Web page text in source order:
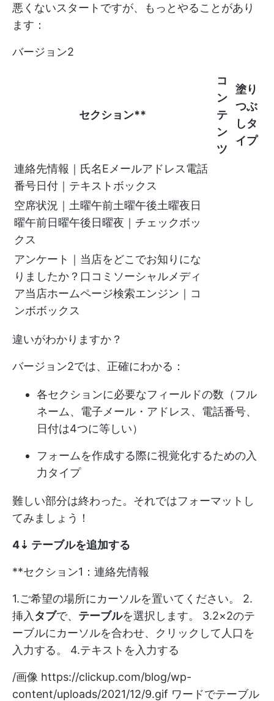
悪くないスタートですが、もっとやることがあり
ます：
バージョン2
セクション**
コ
ン
テ
ン
ツ
塗り
つぶ
しタ
イプ
連絡先情報｜氏名Eメールアドレス電話
番号日付｜テキストボックス
空席状況｜土曜午前土曜午後土曜夜日
曜午前日曜午後日曜夜｜チェックボッ
クス
アンケート｜当店をどこでお知りにな
りましたか？口コミソーシャルメディ
ア当店ホームページ検索エンジン｜コ
ンボボックス
違いがわかりますか？
バージョン2では、正確にわかる：
各セクションに必要なフィールドの数（フル
ネーム、電子メール・アドレス、電話番号、
日付は4つに等しい）
フォームを作成する際に視覚化するための入
力タイプ
難しい部分は終わった。それではフォーマットし
てみましょう！
4️⇣ テーブルを追加する
**セクション1：連絡先情報
1.ご希望の場所にカーソルを置いてください。 2.
挿入 タブで、 テーブルを選択します。 3.2×2のテ
ーブルにカーソルを合わせ、クリックして人口を
入力する。 4.テキストを入力する
/画像 https://clickup.com/blog/wp-
content/uploads/2021/12/9.gif ワードでテーブル